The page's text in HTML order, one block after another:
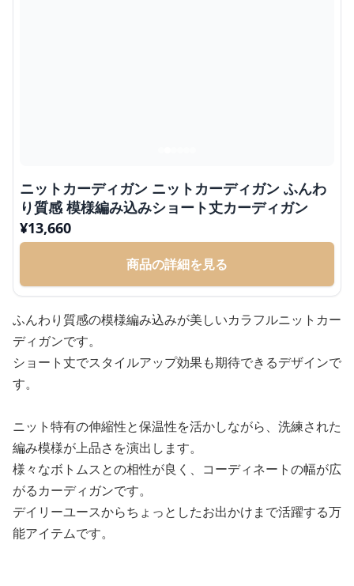
ニットカーディガン ニットカーディガン ふんわ
り質感 模様編み込みショート丈カーディガン
¥13,660
商品の詳細を見る
ふんわり質感の模様編み込みが美しいカラフルニットカー
ディガンです。
ショート丈でスタイルアップ効果も期待できるデザインで
す。
ニット特有の伸縮性と保温性を活かしながら、洗練された
編み模様が上品さを演出します。
様々なボトムスとの相性が良く、コーディネートの幅が広
がるカーディガンです。
デイリーユースからちょっとしたお出かけまで活躍する万
能アイテムです。